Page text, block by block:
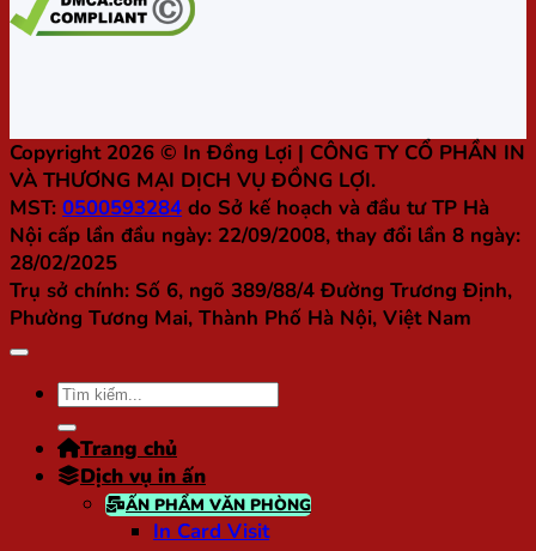
Copyright 2026 © In Đồng Lợi | CÔNG TY CỔ PHẦN IN
VÀ THƯƠNG MẠI DỊCH VỤ ĐỒNG LỢI.
MST: 0500593284 do Sở kế hoạch và đầu tư TP Hà
Nội cấp lần đầu ngày: 22/09/2008, thay đổi lần 8 ngày:
28/02/2025
Trụ sở chính: Số 6, ngõ 389/88/4 Đường Trương Định,
Phường Tương Mai, Thành Phố Hà Nội, Việt Nam
Tìm
kiếm:
Trang chủ
Dịch vụ in ấn
ẤN PHẨM VĂN PHÒNG
In Card Visit